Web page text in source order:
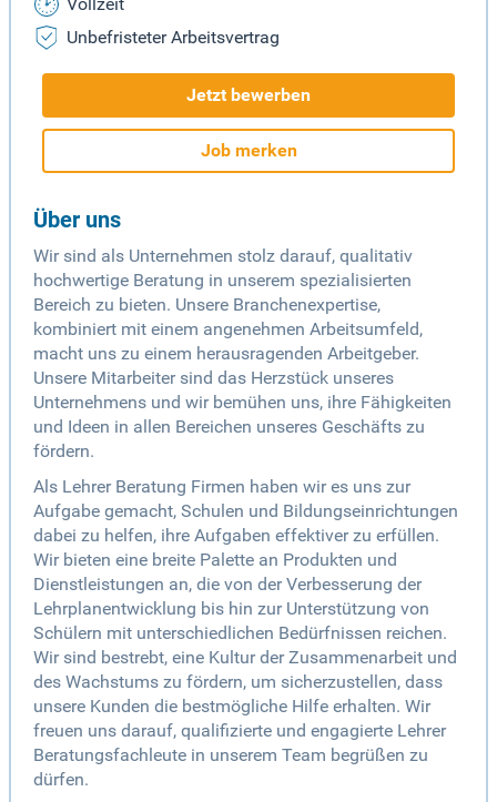
Vollzeit
Unbefristeter Arbeitsvertrag
Jetzt bewerben
Job merken
Über uns
Wir sind als Unternehmen stolz darauf, qualitativ
hochwertige Beratung in unserem spezialisierten
Bereich zu bieten. Unsere Branchenexpertise,
kombiniert mit einem angenehmen Arbeitsumfeld,
macht uns zu einem herausragenden Arbeitgeber.
Unsere Mitarbeiter sind das Herzstück unseres
Unternehmens und wir bemühen uns, ihre Fähigkeiten
und Ideen in allen Bereichen unseres Geschäfts zu
fördern.
Als Lehrer Beratung Firmen haben wir es uns zur
Aufgabe gemacht, Schulen und Bildungseinrichtungen
dabei zu helfen, ihre Aufgaben effektiver zu erfüllen.
Wir bieten eine breite Palette an Produkten und
Dienstleistungen an, die von der Verbesserung der
Lehrplanentwicklung bis hin zur Unterstützung von
Schülern mit unterschiedlichen Bedürfnissen reichen.
Wir sind bestrebt, eine Kultur der Zusammenarbeit und
des Wachstums zu fördern, um sicherzustellen, dass
unsere Kunden die bestmögliche Hilfe erhalten. Wir
freuen uns darauf, qualifizierte und engagierte Lehrer
Beratungsfachleute in unserem Team begrüßen zu
dürfen.